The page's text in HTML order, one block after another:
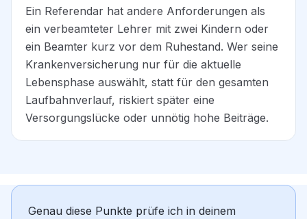
Ein Referendar hat andere Anforderungen als
ein verbeamteter Lehrer mit zwei Kindern oder
ein Beamter kurz vor dem Ruhestand. Wer seine
Krankenversicherung nur für die aktuelle
Lebensphase auswählt, statt für den gesamten
Laufbahnverlauf, riskiert später eine
Versorgungslücke oder unnötig hohe Beiträge.
Genau diese Punkte prüfe ich in deinem